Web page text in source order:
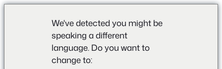
We've detected you might be
speaking a different
language. Do you want to
change to: